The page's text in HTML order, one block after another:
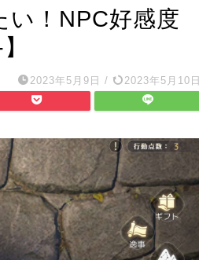
い！NPC好感度
2023年5月9日 / 2023年5月10日